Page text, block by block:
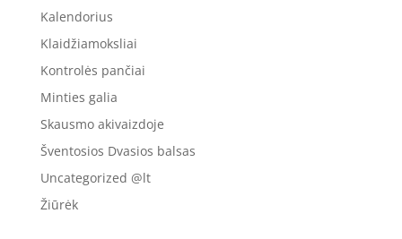
Kalendorius
Klaidžiamoksliai
Kontrolės pančiai
Minties galia
Skausmo akivaizdoje
Šventosios Dvasios balsas
Uncategorized @lt
Žiūrėk